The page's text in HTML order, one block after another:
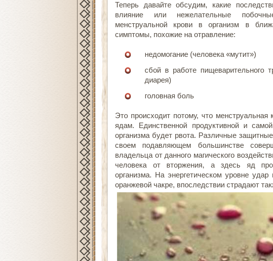
Теперь давайте обсудим, какие
влияние или нежелательные
менструальной крови в организм в
симптомы, похожие на отравление:
недомогание (человека «мутит»)
сбой в работе пищеварительного
диарея)
головная боль
Это происходит потому, что менструальная
ядам. Единственной продуктивной и
организма будет рвота. Различные
своем подавляющем большинстве
владельца от данного магического
человека от вторжения, а здесь яд
организма. На энергетическом уровне
оранжевой чакре, впоследствии страдают